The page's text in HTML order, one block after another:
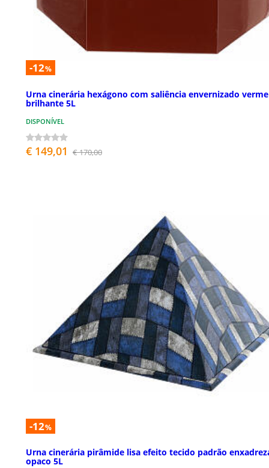
-12%
Urna cinerária hexágono com saliência envernizado
brilhante 5L
DISPONÍVEL
€ 149,01 € 170,00
-12%
Urna cinerária pirâmide lisa efeito tecido padrão
opaco 5L